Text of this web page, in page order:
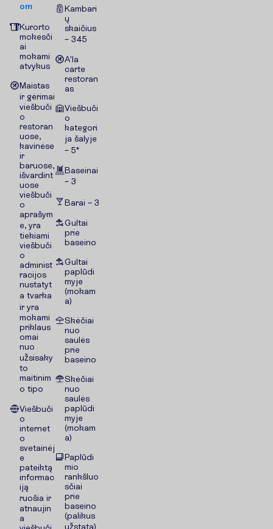
om
Kurorto
mokesči
ai
mokami
atvykus
Maistas
ir gėrimai
viešbuči
o
restoran
uose,
kavinėse
ir
baruose,
išvardint
uose
viešbuči
o
aprašym
e, yra
tiekiami
viešbuči
o
administ
racijos
nustatyt
a tvarka
ir yra
mokami
priklaus
omai
nuo
užsisaky
to
maitinim
o tipo
Viešbuči
o
internet
o
svetainėj
e
pateiktą
informac
iją
ruošia ir
atnaujin
a
Kambari
ų
skaičius
– 345
A'la
carte
restoran
as
Viešbuči
o
kategori
ja šalyje
– 5*
Baseinai
– 3
Barai – 3
Gultai
prie
baseino
Gultai
paplūdi
myje
(mokam
a)
Skėčiai
nuo
saulės
prie
baseino
Skėčiai
nuo
saulės
paplūdi
myje
(mokam
a)
Paplūdi
mio
rankšluo
sčiai
prie
baseino
(palikus
užstatą)